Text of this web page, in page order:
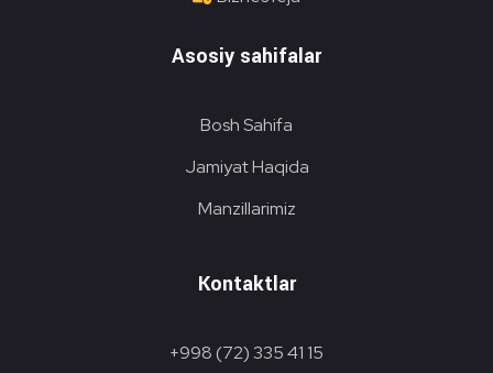
Asosiy sahifalar
Bosh Sahifa
Jamiyat Haqida
Manzillarimiz
Kontaktlar
+998 (72) 335 41 15